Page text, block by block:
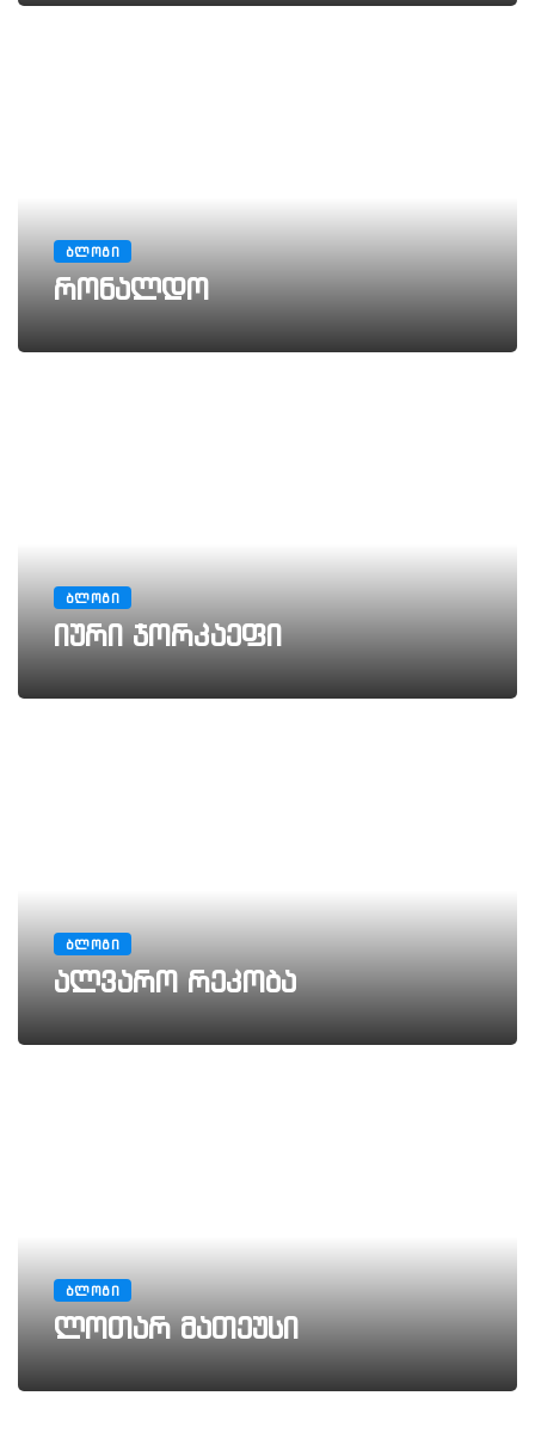
ᲑᲚᲝᲒᲘ
რონალდო
ᲑᲚᲝᲒᲘ
იური ჯორკაეფი
ᲑᲚᲝᲒᲘ
ალვარო რეკობა
ᲑᲚᲝᲒᲘ
ლოთარ მათეუსი